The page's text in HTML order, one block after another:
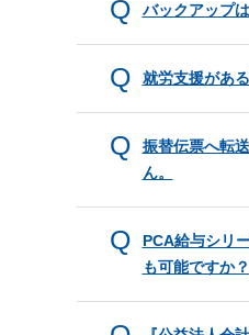
バックアップ
就労支援があ
振替伝票へ転
ん。
PCA給与シリ
も可能ですか？